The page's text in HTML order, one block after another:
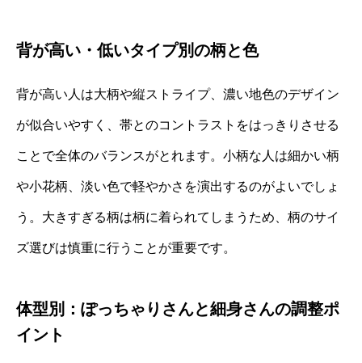
背が高い・低いタイプ別の柄と色
背が高い人は大柄や縦ストライプ、濃い地色のデザイン
が似合いやすく、帯とのコントラストをはっきりさせる
ことで全体のバランスがとれます。小柄な人は細かい柄
や小花柄、淡い色で軽やかさを演出するのがよいでしょ
う。大きすぎる柄は柄に着られてしまうため、柄のサイ
ズ選びは慎重に行うことが重要です。
体型別：ぽっちゃりさんと細身さんの調整ポ
イント